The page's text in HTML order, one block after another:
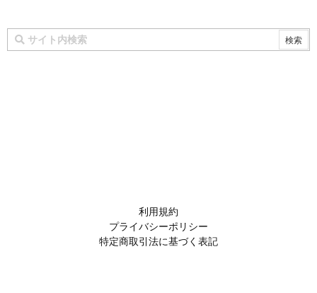
利用規約
プライバシーポリシー
特定商取引法に基づく表記